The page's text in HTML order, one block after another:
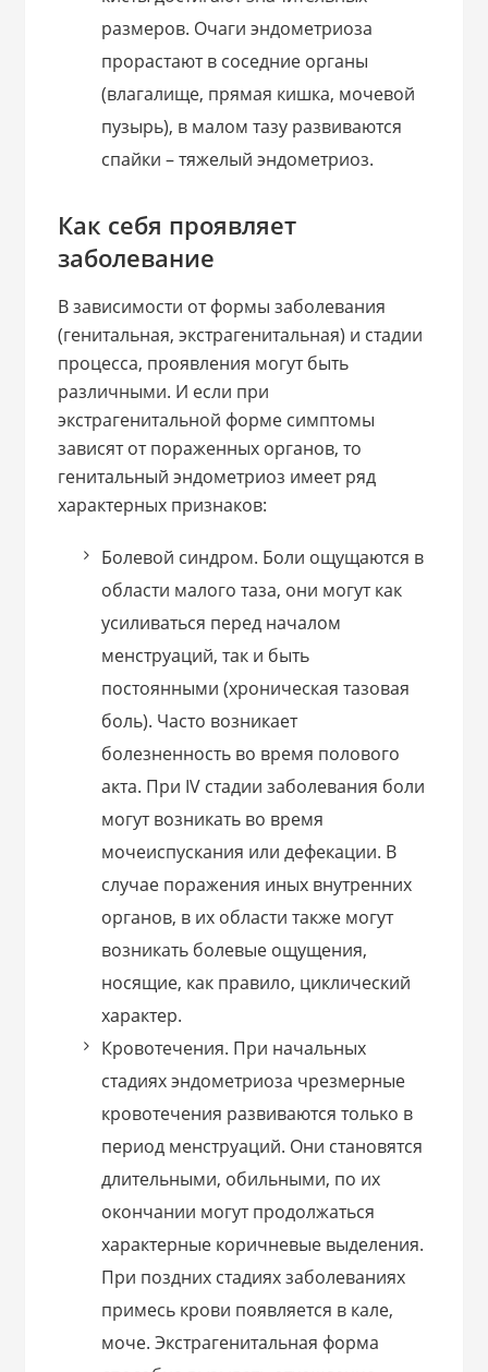
размеров. Очаги эндометриоза
прорастают в соседние органы
(влагалище, прямая кишка, мочевой
пузырь), в малом тазу развиваются
спайки – тяжелый эндометриоз.
Как себя проявляет
заболевание
В зависимости от формы заболевания
(генитальная, экстрагенитальная) и стадии
процесса, проявления могут быть
различными. И если при
экстрагенитальной форме симптомы
зависят от пораженных органов, то
генитальный эндометриоз имеет ряд
характерных признаков:
Болевой синдром. Боли ощущаются в
области малого таза, они могут как
усиливаться перед началом
менструаций, так и быть
постоянными (хроническая тазовая
боль). Часто возникает
болезненность во время полового
акта. При IV стадии заболевания боли
могут возникать во время
мочеиспускания или дефекации. В
случае поражения иных внутренних
органов, в их области также могут
возникать болевые ощущения,
носящие, как правило, циклический
характер.
Кровотечения. При начальных
стадиях эндометриоза чрезмерные
кровотечения развиваются только в
период менструаций. Они становятся
длительными, обильными, по их
окончании могут продолжаться
характерные коричневые выделения.
При поздних стадиях заболеваниях
примесь крови появляется в кале,
моче. Экстрагенитальная форма